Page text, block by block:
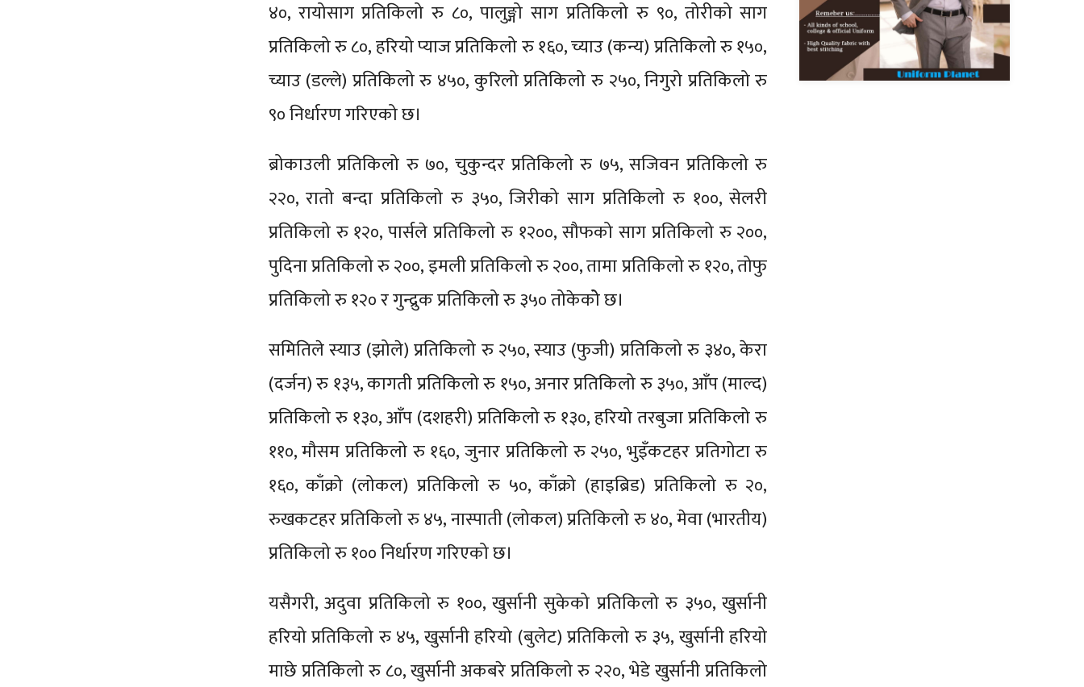
४०, रायोसाग प्रतिकिलो रु ८०, पालुङ्गो साग प्रतिकिलो रु ९०, तोरीको साग
प्रतिकिलो रु ८०, हरियो प्याज प्रतिकिलो रु १६०, च्याउ (कन्य) प्रतिकिलो रु १५०,
च्याउ (डल्ले) प्रतिकिलो रु ४५०, कुरिलो प्रतिकिलो रु २५०, निगुरो प्रतिकिलो रु
९० निर्धारण गरिएको छ।
ब्रोकाउली प्रतिकिलो रु ७०, चुकुन्दर प्रतिकिलो रु ७५, सजिवन प्रतिकिलो रु
२२०, रातो बन्दा प्रतिकिलो रु ३५०, जिरीको साग प्रतिकिलो रु १००, सेलरी
प्रतिकिलो रु १२०, पार्सले प्रतिकिलो रु १२००, सौफको साग प्रतिकिलो रु २००,
पुदिना प्रतिकिलो रु २००, इमली प्रतिकिलो रु २००, तामा प्रतिकिलो रु १२०, तोफु
प्रतिकिलो रु १२० र गुन्द्रुक प्रतिकिलो रु ३५० तोकेकोे छ।
समितिले स्याउ (झोले) प्रतिकिलो रु २५०, स्याउ (फुजी) प्रतिकिलो रु ३४०, केरा
(दर्जन) रु १३५, कागती प्रतिकिलो रु १५०, अनार प्रतिकिलो रु ३५०, आँप (माल्द)
प्रतिकिलो रु १३०, आँप (दशहरी) प्रतिकिलो रु १३०, हरियो तरबुजा प्रतिकिलो रु
११०, मौसम प्रतिकिलो रु १६०, जुनार प्रतिकिलो रु २५०, भुइँकटहर प्रतिगोटा रु
१६०, काँक्रो (लोकल) प्रतिकिलो रु ५०, काँक्रो (हाइब्रिड) प्रतिकिलो रु २०,
रुखकटहर प्रतिकिलो रु ४५, नास्पाती (लोकल) प्रतिकिलो रु ४०, मेवा (भारतीय)
प्रतिकिलो रु १०० निर्धारण गरिएको छ।
यसैगरी, अदुवा प्रतिकिलो रु १००, खुर्सानी सुकेको प्रतिकिलो रु ३५०, खुर्सानी
हरियो प्रतिकिलो रु ४५, खुर्सानी हरियो (बुलेट) प्रतिकिलो रु ३५, खुर्सानी हरियो
माछे प्रतिकिलो रु ८०, खुर्सानी अकबरे प्रतिकिलो रु २२०, भेडे खुर्सानी प्रतिकिलो